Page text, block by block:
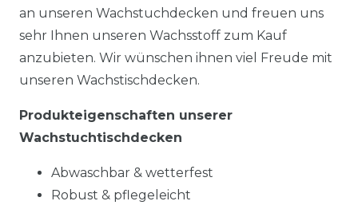
an unseren Wachstuchdecken und freuen uns
sehr Ihnen unseren Wachsstoff zum Kauf
anzubieten. Wir wünschen ihnen viel Freude mit
unseren Wachstischdecken.
Produkteigenschaften unserer
Wachstuchtischdecken
Abwaschbar & wetterfest
Robust & pflegeleicht